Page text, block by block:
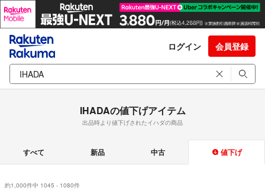
ログイン 会員登録
IHADAの値下げアイテム
出品時より値下げされたイハダの商品
すべて 新品 中古 値下げ
約1,000件中 1045 - 1080件